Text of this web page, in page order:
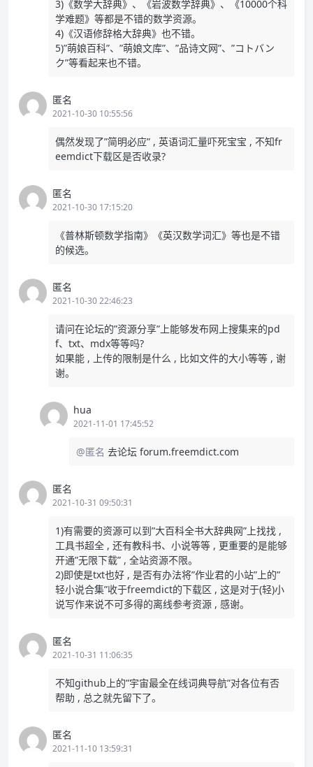
3)《数学大辞典》、《岩波数学辞典》、《10000个科
学难题》等都是不错的数学资源。
4)《汉语修辞格大辞典》也不错。
5)”萌娘百科”、”萌娘文库”、”品诗文网”、”コトバン
ク”等看起来也不错。
匿名
2021-10-30 10:55:56
偶然发现了”简明必应” , 英语词汇量吓死宝宝 , 不知fr
eemdict下载区是否收录?
匿名
2021-10-30 17:15:20
《普林斯顿数学指南》《英汉数学词汇》等也是不错
的候选。
匿名
2021-10-30 22:46:23
请问在论坛的”资源分享”上能够发布网上搜集来的pd
f、txt、mdx等等吗?
如果能 , 上传的限制是什么 , 比如文件的大小等等 , 谢
谢。
hua
2021-11-01 17:45:52
@匿名 去论坛 forum.freemdict.com
匿名
2021-10-31 09:50:31
1)有需要的资源可以到”大百科全书大辞典网”上找找 ,
工具书超全 , 还有教科书、小说等等 , 更重要的是能够
开通”无限下载” , 全站资源不限。
2)即使是txt也好 , 是否有办法将”作业君的小站”上的”
轻小说合集”收于freemdict的下载区 , 这是对于(轻)小
说写作来说不可多得的离线参考资源 , 感谢。
匿名
2021-10-31 11:06:35
不知github上的”宇宙最全在线词典导航”对各位有否
帮助 , 总之就先留下了。
匿名
2021-11-10 13:59:31